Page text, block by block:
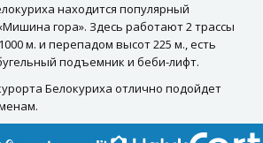
находится популярный
гора». Здесь работают 2 трассы
м. и перепадом высот 225 м., есть
подъемник и беби-лифт.
Белокуриха отлично подойдет